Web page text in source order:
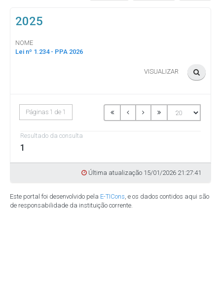
2025
NOME
Lei nº 1.234 - PPA 2026
VISUALIZAR
Páginas 1 de 1
Resultado da consulta
1
Última atualização 15/01/2026 21:27:41
Este portal foi desenvolvido pela E-TICons, e os dados contidos aqui são
de responsabilidade da instituição corrente.